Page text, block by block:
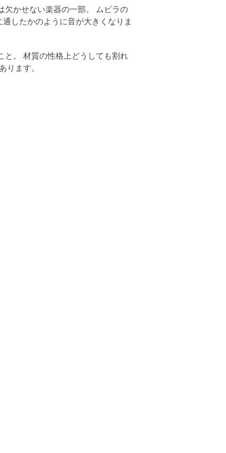
欠かせない楽器の一部。 ムビラの
したかのように音が大きくなりま
と。 材質の性格上どうしても割れ
ます。